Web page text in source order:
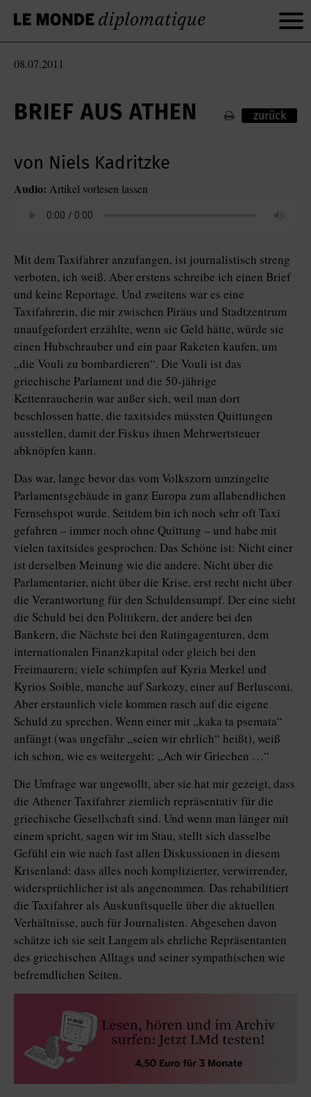
08.07.2011
BRIEF AUS ATHEN zurück
von Niels Kadritzke
Audio: Artikel vorlesen lassen
Mit dem Taxifahrer anzufangen, ist journalistisch streng
verboten, ich weiß. Aber erstens schreibe ich einen Brief
und keine Reportage. Und zweitens war es eine
Taxifahrerin, die mir zwischen Piräus und Stadtzentrum
unaufgefordert erzählte, wenn sie Geld hätte, würde sie
einen Hubschrauber und ein paar Raketen kaufen, um
„die Vouli zu bombardieren“. Die Vouli ist das
griechische Parlament und die 50-jährige
Kettenraucherin war außer sich, weil man dort
beschlossen hatte, die taxitsides müssten Quittungen
ausstellen, damit der Fiskus ihnen Mehrwertsteuer
abknöpfen kann.
Das war, lange bevor das vom Volkszorn umzingelte
Parlamentsgebäude in ganz Europa zum allabendlichen
Fernsehspot wurde. Seitdem bin ich noch sehr oft Taxi
gefahren – immer noch ohne Quittung – und habe mit
vielen taxitsides gesprochen. Das Schöne ist: Nicht einer
ist derselben Meinung wie die andere. Nicht über die
Parlamentarier, nicht über die Krise, erst recht nicht über
die Verantwortung für den Schuldensumpf. Der eine sieht
die Schuld bei den Politikern, der andere bei den
Bankern, die Nächste bei den Ratingagenturen, dem
internationalen Finanzkapital oder gleich bei den
Freimaurern; viele schimpfen auf Kyria Merkel und
Kyrios Soible, manche auf Sarkozy, einer auf Berlusconi.
Aber erstaunlich viele kommen rasch auf die eigene
Schuld zu sprechen. Wenn einer mit „kaka ta psemata“
anfängt (was ungefähr „seien wir ehrlich“ heißt), weiß
ich schon, wie es weitergeht: „Ach wir Griechen …“
Die Umfrage war ungewollt, aber sie hat mir gezeigt, dass
die Athener Taxifahrer ziemlich repräsentativ für die
griechische Gesellschaft sind. Und wenn man länger mit
einem spricht, sagen wir im Stau, stellt sich dasselbe
Gefühl ein wie nach fast allen Diskussionen in diesem
Krisenland: dass alles noch komplizierter, verwirrender,
widersprüchlicher ist als angenommen. Das rehabilitiert
die Taxifahrer als Auskunftsquelle über die aktuellen
Verhältnisse, auch für Journalisten. Abgesehen davon
schätze ich sie seit Langem als ehrliche Repräsentanten
des griechischen Alltags und seiner sympathischen wie
befremdlichen Seiten.